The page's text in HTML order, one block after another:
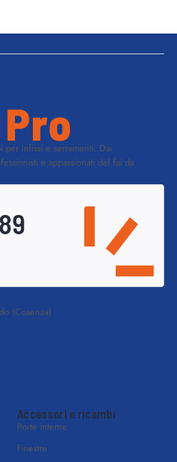
per infissi e serramenti. Dai
e appassionati del fai da
(Cosenza)
Accessori e ricambi
Porte interne
Finestre